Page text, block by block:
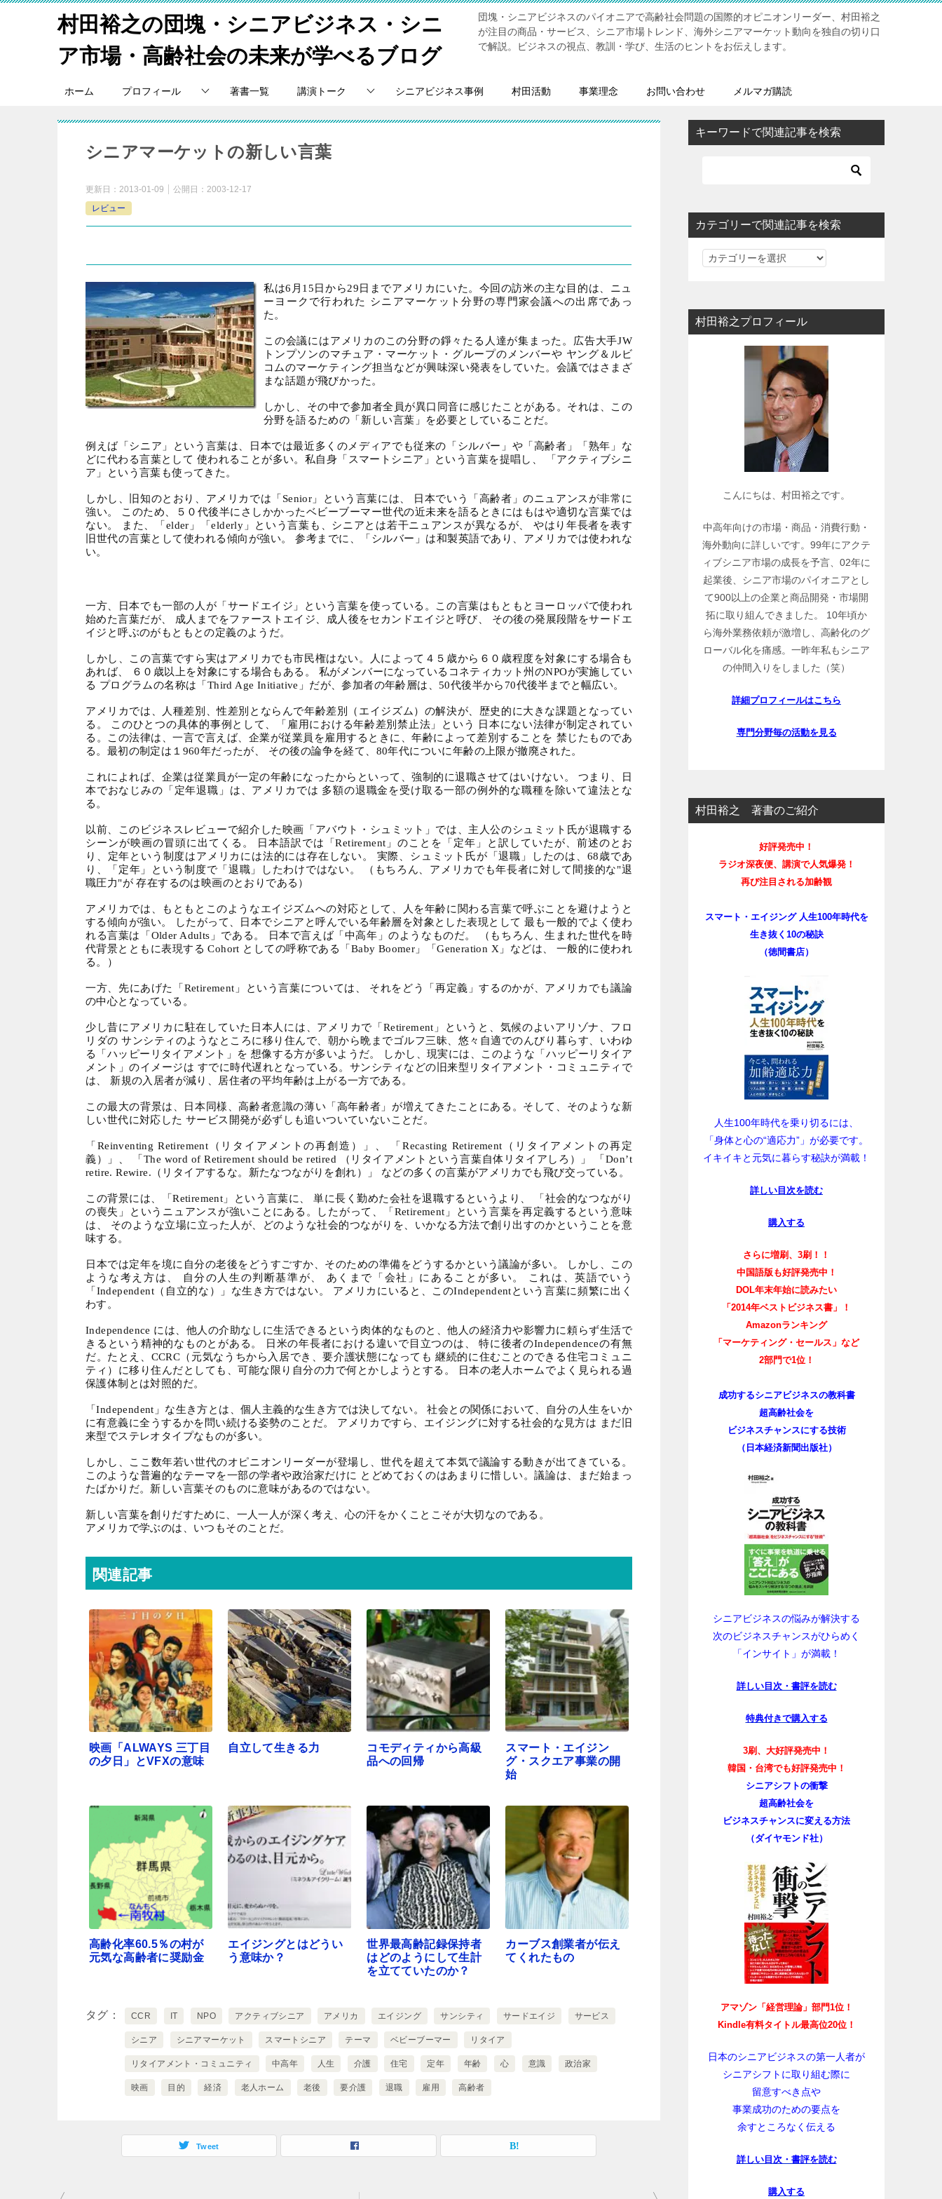
村田裕之の団塊・シニアビジネス・シニ
ア市場・高齢社会の未来が学べるブログ
団塊・シニアビジネスのパイオニアで高齢社会問題の国際的オピニオンリーダー、村田裕之
が注目の商品・サービス、シニア市場トレンド、海外シニアマーケット動向を独自の切り口
で解説。ビジネスの視点、教訓・学び、生活のヒントをお伝えします。
ホーム プロフィール 著書一覧 講演トーク シニアビジネス事例 村田活動 事業理念 お問い合わせ メルマガ購読
シニアマーケットの新しい言葉
更新日： 2013-01-09 公開日： 2003-12-17
レビュー
私は6 月 15 日から29 日までアメリカにいた。今回の訪米の主な目的は、ニュ
ーヨークで行われた シニアマーケット分野の専門家会議への出席であっ
た。
この会議にはアメリカのこの分野の錚々たる人達が集まった。広告大手JW
トンプソンのマチュア・マーケット・グループのメンバーや ヤング＆ルビ
コムのマーケティング担当などが興味深い発表をしていた。会議ではさまざ
まな話題が飛びかった。
しかし、その中で参加者全員が異口同音に感じたことがある。それは、この
分野を語るための「新しい言葉」を必要としていることだ。
例えば「シニア」という言葉は、日本では最近多くのメディアでも従来の「シルバー」や「高齢者」「熟年」な
どに代わる言葉として 使われることが多い。私自身「スマートシニア」という言葉を提唱し、 「アクティブシニ
ア」という言葉も使ってきた。
しかし、旧知のとおり、アメリカでは「 Senior 」という言葉には、 日本でいう「高齢者」のニュアンスが非常に
強い。 このため、５０代後半にさしかかったベビーブーマー世代の近未来を語るときにはもはや適切な言葉では
ない。 また、「 elder 」「elderly 」という言葉も、シニアとは若干ニュアンスが異なるが、 やはり年長者を表す
旧世代の言葉として使われる傾向が強い。 参考までに、「シルバー」は和製英語であり、アメリカでは使われな
い。
一方、日本でも一部の人が「サードエイジ」という言葉を使っている。この言葉はもともとヨーロッパで使われ
始めた言葉だが、 成人までをファーストエイジ、成人後をセカンドエイジと呼び、 その後の発展段階をサードエ
イジと呼ぶのがもともとの定義のようだ。
しかし、この言葉ですら実はアメリカでも市民権はない。人によって４５歳から６０歳程度を対象にする場合も
あれば、 ６０歳以上を対象にする場合もある。 私がメンバーになっているコネティカット州のNPOが実施してい
る プログラムの名称は「 Third Age Initiative 」だが、参加者の年齢層は、50代後半から 70代後半までと幅広い。
アメリカでは、人種差別、性差別とならんで年齢差別（エイジズム）の解決が、歴史的に大きな課題となってい
る。 このひとつの具体的事例として、「雇用における年齢差別禁止法」という 日本にない法律が制定されてい
る。この法律は、一言で言えば、企業が従業員を雇用するときに、年齢によって差別することを 禁じたものであ
る。最初の制定は１ 960年だったが、 その後の論争を経て、 80年代についに年齢の上限が撤廃された。
これによれば、企業は従業員が一定の年齢になったからといって、強制的に退職させてはいけない。 つまり、日
本でおなじみの「定年退職」は、アメリカでは 多額の退職金を受け取る一部の例外的な職種を除いて違法とな
る。
以前、このビジネスレビューで紹介した映画「アバウト・シュミット」では、主人公のシュミット氏が退職する
シーンが映画の冒頭に出てくる。 日本語訳では「Retirement 」のことを「定年」と訳していたが、前述のとお
り、定年という制度はアメリカには法的には存在しない。 実際、シュミット氏が「退職」したのは、 68歳であ
り、「定年」という制度で「退職」したわけではない。 （もちろん、アメリカでも年長者に対して間接的な"退
職圧力"が 存在するのは映画のとおりである）
アメリカでは、もともとこのようなエイジズムへの対応として、人を年齢に関わる言葉で呼ぶことを避けようと
する傾向が強い。 したがって、日本でシニアと呼んでいる年齢層を対象とした表現として 最も一般的でよく使わ
れる言葉は「 Older Adults 」である。 日本で言えば「中高年」のようなものだ。 （もちろん、生まれた世代を時
代背景とともに表現する Cohort としての呼称である「 Baby Boomer 」「Generation X 」などは、 一般的に使われ
る。）
一方、先にあげた「 Retirement 」という言葉については、 それをどう「再定義」するのかが、アメリカでも議論
の中心となっている。
少し昔にアメリカに駐在していた日本人には、アメリカで「 Retirement 」というと、気候のよいアリゾナ、フロ
リダの サンシティのようなところに移り住んで、朝から晩までゴルフ三昧、悠々自適でのんびり暮らす、いわゆ
る「ハッピーリタイアメント」を 想像する方が多いようだ。 しかし、現実には、このような「ハッピーリタイア
メント」のイメージは すでに時代遅れとなっている。サンシティなどの旧来型リタイアメント・コミュニティで
は、 新規の入居者が減り、居住者の平均年齢は上がる一方である。
この最大の背景は、日本同様、高齢者意識の薄い「高年齢者」が増えてきたことにある。そして、そのような新
しい世代に対応した サービス開発が必ずしも追いついていないことだ。
「 Reinventing Retirement （リタイアメントの再創造）」、 「Recasting Retirement （リタイアメントの再定
義）」、 「 The word of Retirement should be retired （リタイアメントという言葉自体リタイアしろ）」 「Don’t
retire. Rewire. （リタイアするな。新たなつながりを創れ）」 などの多くの言葉がアメリカでも飛び交っている。
この背景には、「Retirement 」という言葉に、 単に長く勤めた会社を退職するというより、 「社会的なつながり
の喪失」というニュアンスが強いことにある。したがって、「 Retirement 」という言葉を再定義するという意味
は、 そのような立場に立った人が、どのような社会的つながりを、いかなる方法で創り出すのかということを意
味する。
日本では定年を境に自分の老後をどうすごすか、そのための準備をどうするかという議論が多い。 しかし、この
ような考え方は、 自分の人生の判断基準が、 あくまで「会社」にあることが多い。 これは、英語でいう
「 Independent （自立的な）」な生き方ではない。 アメリカにいると、このIndependentという言葉に頻繁に出く
わす。
Independence には、他人の介助なしに生活できるという肉体的なものと、他人の経済力や影響力に頼らず生活で
きるという精神的なものとがある。 日米の年長者における違いで目立つのは、 特に後者のIndependenceの有無
だ。たとえ、 CCRC （元気なうちから入居でき、要介護状態になっても 継続的に住むことのできる住宅コミュニ
ティ）に移り住んだとしても、可能な限り自分の力で何とかしようとする。 日本の老人ホームでよく見られる過
保護体制とは対照的だ。
「Independent 」な生き方とは、個人主義的な生き方では決してない。 社会との関係において、自分の人生をいか
に有意義に全うするかを問い続ける姿勢のことだ。 アメリカですら、エイジングに対する社会的な見方は まだ旧
来型でステレオタイプなものが多い。
しかし、ここ数年若い世代のオピニオンリーダーが登場し、世代を超えて本気で議論する動きが出てきている。
このような普遍的なテーマを一部の学者や政治家だけに とどめておくのはあまりに惜しい。議論は、まだ始まっ
たばかりだ。新しい言葉そのものに意味があるのではない。
新しい言葉を創りだすために、一人一人が深く考え、心の汗をかくことこそが大切なのである。
アメリカで学ぶのは、いつもそのことだ。
関連記事
映画「ALWAYS 三丁目
の夕日」とVFXの意味
自立して生きる力
コモディティから高級
品への回帰
スマート・エイジン
グ・スクエア事業の開
始
高齢化率60.5％の村が
元気な高齢者に奨励金
エイジングとはどうい
う意味か？
世界最高齢記録保持者
はどのようにして生計
を立てていたのか？
カーブス創業者が伝え
てくれたもの
タグ CCR IT NPO アクティブシニア アメリカ エイジング サンシティ サードエイジ サービス
シニア シニアマーケット スマートシニア テーマ ベビーブーマー リタイア
リタイアメント・コミュニティ 中高年 人生 介護 住宅 定年 年齢 心 意識 政治家
映画 目的 経済 老人ホーム 老後 要介護 退職 雇用 高齢者
Tweet
キーワードで関連記事を検索
カテゴリーで関連記事を検索
カ
リ
ー
村田裕之プロフィール
こんにちは、村田裕之です。
中高年向けの市場・商品・消費行動・
海外動向に詳しいです。99年にアクテ
ィブシニア市場の成長を予言、02年に
起業後、シニア市場のパイオニアとし
て900以上の企業と商品開発・市場開
拓に取り組んできました。 10年頃か
ら海外業務依頼が激増し、高齢化のグ
ローバル化を痛感。一昨年私もシニア
の仲間入りをしました（笑）
詳細プロフィールはこちら
専門分野毎の活動を見る
村田裕之 著書のご紹介
好評発売中！
ラジオ深夜便、講演で人気爆発！
再び注目される加齢観
スマート・エイジング 人生100年時代を
生き抜く10の秘訣
（徳間書店）
人生100年時代を乗り切るには、
「身体と心の“適応力”」が必要です。
イキイキと元気に暮らす秘訣が満載！
詳しい目次を読む
購入する
さらに増刷、3刷！！
中国語版も好評発売中！
DOL年末年始に読みたい
「2014年ベストビジネス書」！
Amazonランキング
「マーケティング・セールス」など
2部門で1位！
成功するシニアビジネスの教科書
超高齢社会を
ビジネスチャンスにする技術
（日本経済新聞出版社）
シニアビジネスの悩みが解決する
次のビジネスチャンスがひらめく
「インサイト」が満載！
詳しい目次・書評を読む
特典付きで購入する
3刷、大好評発売中！
韓国・台湾でも好評発売中！
シニアシフトの衝撃
超高齢社会を
ビジネスチャンスに変える方法
（ダイヤモンド社）
アマゾン「経営理論」部門1位！
Kindle有料タイトル最高位20位！
日本のシニアビジネスの第一人者が
シニアシフトに取り組む際に
留意すべき点や
事業成功のための要点を
余すところなく伝える
詳しい目次・書評を読む
購入する